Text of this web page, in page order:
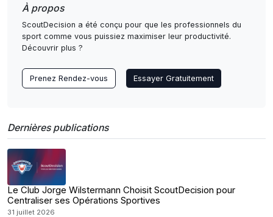
À propos
ScoutDecision a été conçu pour que les professionnels du
sport comme vous puissiez maximiser leur productivité.
Découvrir plus ?
Prenez Rendez-vous Essayer Gratuitement
Dernières publications
Le Club Jorge Wilstermann Choisit ScoutDecision pour
Centraliser ses Opérations Sportives
31 juillet 2026